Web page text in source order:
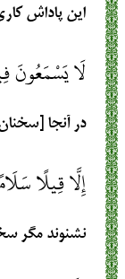
اين پاداش
لَا يَسْمَعُونَ
در آنجا
إِلَّا قِيلًا
نشنوند مگر